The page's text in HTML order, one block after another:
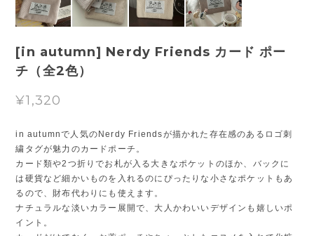
[in autumn] Nerdy Friends カード ポー
チ（全2色）
¥1,320
in autumnで人気のNerdy Friendsが描かれた存在感のあるロゴ刺
繍タグが魅力のカードポーチ。
カード類や2つ折りでお札が入る大きなポケットのほか、バックに
は硬貨など細かいものを入れるのにぴったりな小さなポケットもあ
るので、財布代わりにも使えます。
ナチュラルな淡いカラー展開で、大人かわいいデザインも嬉しいポ
イント。